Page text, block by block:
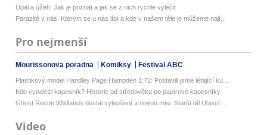
Úpal a úžeh: Jak je poznat a jak se z nich rychle vyléčit
Parazité v nás: Kterým se u nás líbí a kde v našem těle je můžeme nají...
Pro nejmenší
Mourissonova poradna Komiksy Festival ABC
Plastikový model Handley Page Hampden 1:72: Postavili jsme létající ku...
Kdo vynalezl kapesník? Historie od středověku po papírové kapesníky
Ghost Recon Wildlands dostal vylepšení a novou misi. Starší díl Ubisof...
Video